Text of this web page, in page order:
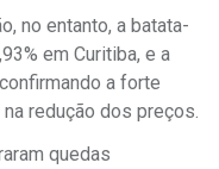
no entanto, a batata-
em Curitiba, e a
a forte
redução dos preços.
quedas